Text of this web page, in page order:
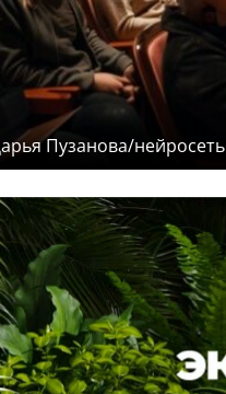
Пузанова/нейросеть